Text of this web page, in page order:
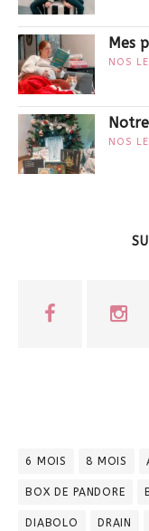
Mes
NOS
NOS
6 MOIS 8 MOIS
BOX DE PANDORE
DIABOLO DRAIN